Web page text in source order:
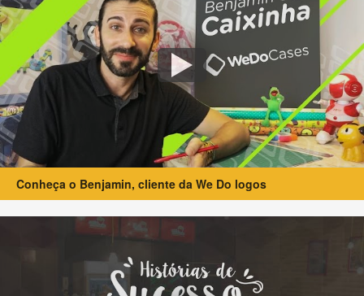
Conheça o Benjamin, cliente da We Do logos